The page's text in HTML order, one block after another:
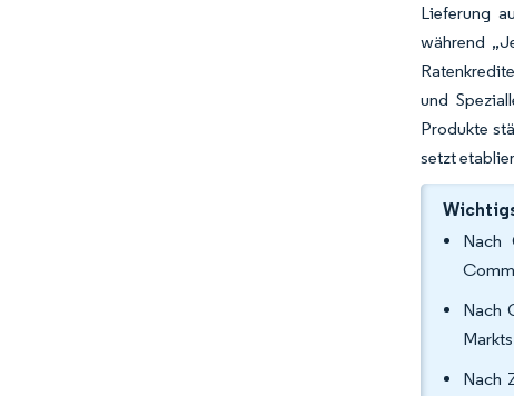
Lieferung
während
und
Produkte
setzt
Nach
Nach
Nach